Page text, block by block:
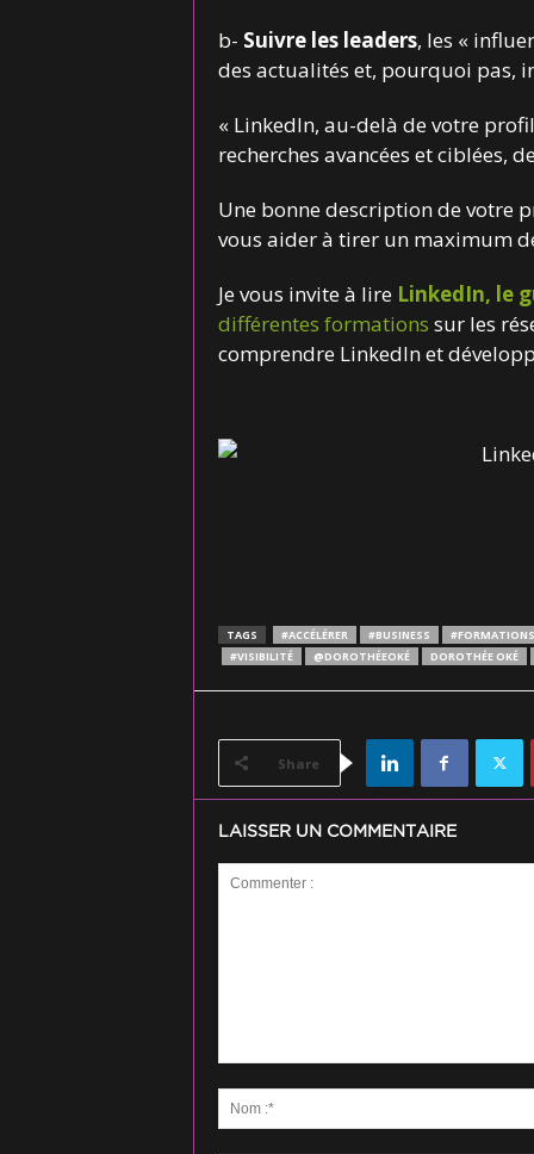
b- Suivre les leaders, les «
des actualités et, pourquoi pas,
« LinkedIn, au-delà de votre
recherches avancées et ciblées,
Une bonne description de votre
vous aider à tirer un maximum
Je vous invite à lire LinkedIn, le
différentes formations sur les
comprendre LinkedIn et
TAGS #ACCÉLÉRER #BUSINESS #FORMATIONS
#VISIBILITÉ
@DOROTHÉEOKÉ DOROTHÉE OKÉ
Share
LAISSER UN COMMENTAIRE